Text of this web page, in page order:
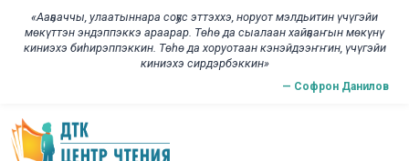
«Ааҕааччы, улаатыннара соҕус эттэххэ, норуот мэлдьитин үчүгэйи
мөкүттэн эндэппэккэ араарар. Төһө да сыалаан хайҕааҥын мөкүнү
киниэхэ биһирэппэккин. Төһө да хоруотаан кэнэйдээҥҥин, үчүгэйи
киниэхэ сирдэрбэккин»
— Софрон Данилов
Skip to main content